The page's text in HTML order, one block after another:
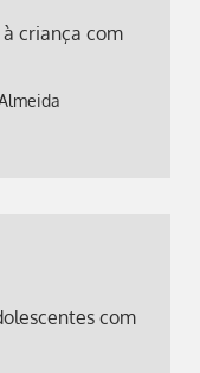
criança com
com